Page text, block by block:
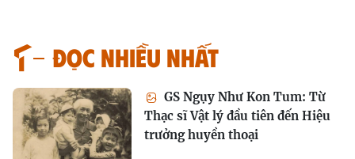
Đọc nhiều nhất
GS Ngụy Như Kon Tum: Từ
Thạc sĩ Vật lý đầu tiên đến Hiệu
trưởng huyền thoại